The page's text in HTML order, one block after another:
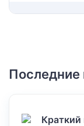
Последние
Краткий